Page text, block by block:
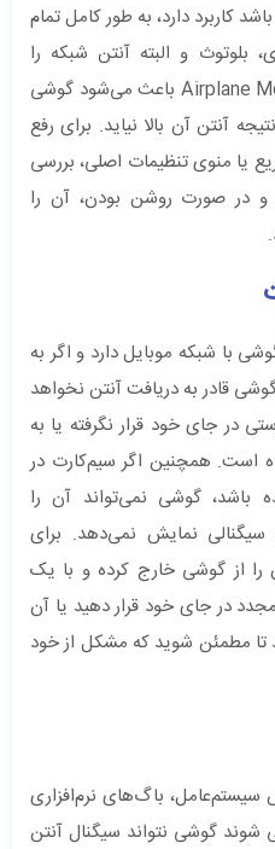
کاربرد دارد، به طور کامل تمام
بلوتوث و البته آنتن شبکه را
غیرفعال می‌کند. روشن بودن Airplane Mode باعث می‌شود گوشی
آنتن آن بالا نیاید. برای رفع
یا منوی تنظیمات اصلی، بررسی
و در صورت روشن بودن، آن را
با شبکه موبایل دارد و اگر به
قادر به دریافت آنتن نخواهد
در جای خود قرار نگرفته یا به
است. همچنین اگر سیم‌کارت در
باشد، گوشی نمی‌تواند آن را
نمایش نمی‌دهد. برای
را از گوشی خارج کرده و با یک
در جای خود قرار دهید یا آن
تا مطمئن شوید که مشکل از خود
باگ‌های نرم‌افزاری
شوند گوشی نتواند سیگنال آنتن